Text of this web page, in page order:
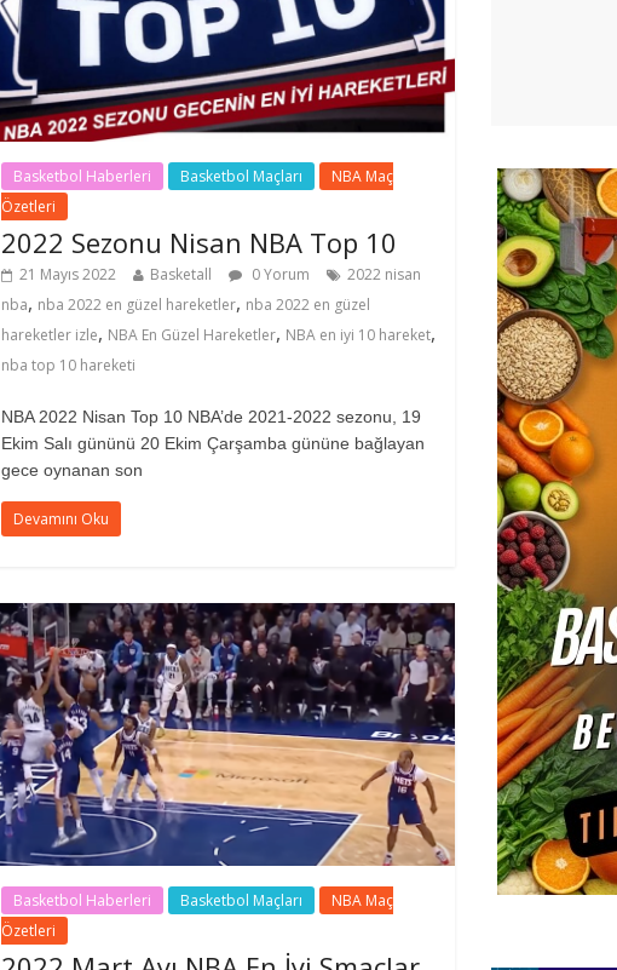
Basketbol Haberleri Basketbol Maçları
NBA Maç
Özetleri
2022 Sezonu Nisan NBA Top 10
21 Mayıs 2022 Basketall 0 Yorum
2022 nisan
nba, nba 2022 en güzel hareketler, nba 2022 en güzel
hareketler izle, NBA En Güzel Hareketler, NBA en iyi 10 hareket,
nba top 10 hareketi
NBA 2022 Nisan Top 10 NBA’de 2021-2022 sezonu, 19
Ekim Salı gününü 20 Ekim Çarşamba gününe bağlayan
gece oynanan son
Devamını Oku
Basketbol Haberleri Basketbol Maçları
NBA Maç
Özetleri